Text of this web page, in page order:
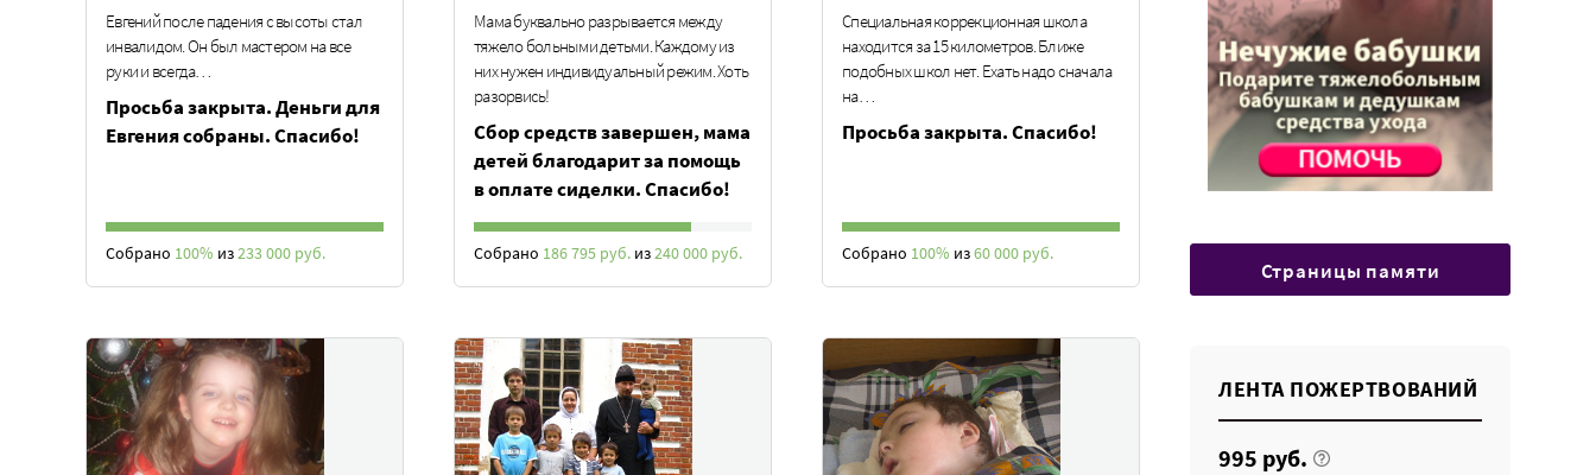
Евгений после падения с высоты стал
инвалидом. Он был мастером на все
руки и всегда…
Просьба закрыта. Деньги для
Евгения собраны. Спасибо!
Собрано 100% из233 000 руб.
Мама буквально разрывается между
тяжело больными детьми. Каждому из
них нужен индивидуальный режим. Хоть
разорвись!
Сбор средств завершен, мама
детей благодарит за помощь
в оплате сиделки. Спасибо!
Собрано 186 795 руб. из240 000 руб.
Специальная коррекционная школа
находится за 15 километров. Ближе
подобных школ нет. Ехать надо сначала
на…
Просьба закрыта. Спасибо!
Собрано 100% из60 000 руб.
Страницы памяти
ЛЕНТА ПОЖЕРТВОВАНИЙ
995 руб.